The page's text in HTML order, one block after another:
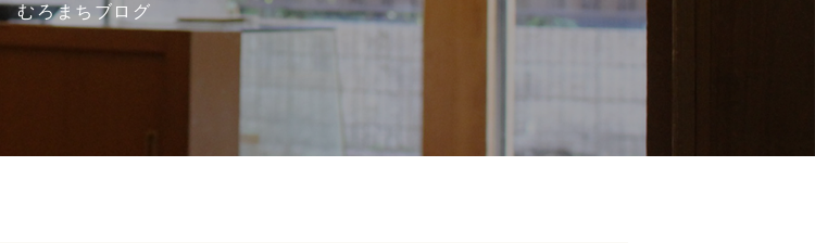
むろまちブログ